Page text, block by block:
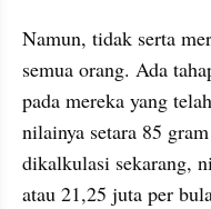
Namun, tidak serta
semua orang. Ada
pada mereka yang
nilainya setara 85
dikalkulasi sekarang,
atau 21,25 juta per